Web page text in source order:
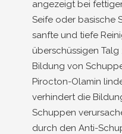
angezeigt bei
Seife oder basische
sanfte und tiefe
überschüssigen
Bildung von
Pirocton-Olamin
verhindert die
Schuppen
durch den Anti-